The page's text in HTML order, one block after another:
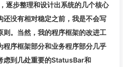
逐步整理和设计出系统的几个核心
没有相对稳定之前，我是不会写
。当然，我的程序框架的改进工
序框架部分和业务程序部分几乎
虑到几处重要的StatusBar和